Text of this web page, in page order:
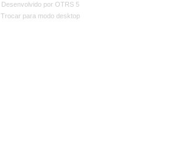
Desenvolvido por OTRS 5
Trocar para modo desktop